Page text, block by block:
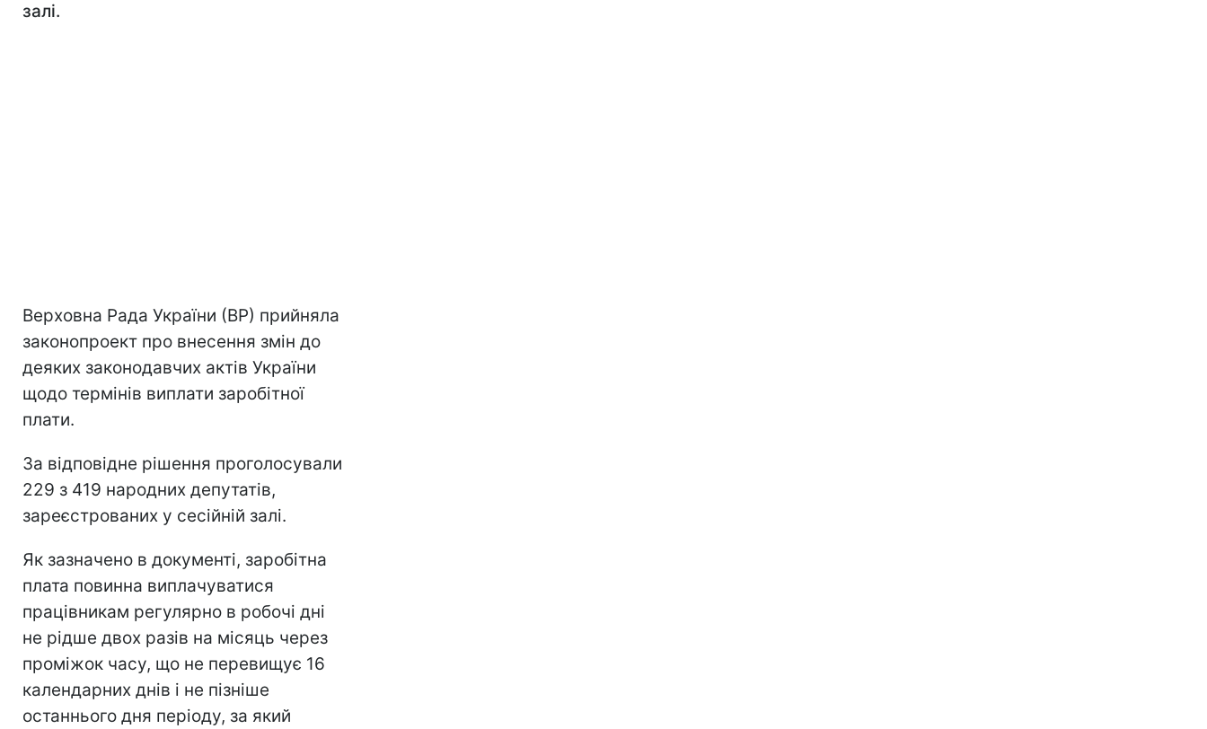
залі.
Верховна Рада України (ВР) прийняла
законопроект про внесення змін до
деяких законодавчих актів України
щодо термінів виплати заробітної
плати.
За відповідне рішення проголосували
229 з 419 народних депутатів,
зареєстрованих у сесійній залі.
Як зазначено в документі, заробітна
плата повинна виплачуватися
працівникам регулярно в робочі дні
не рідше двох разів на місяць через
проміжок часу, що не перевищує 16
календарних днів і не пізніше
останнього дня періоду, за який